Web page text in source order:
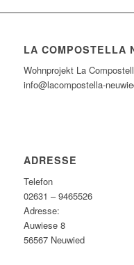
LA COMPOSTELLA
Wohnprojekt La
info@lacompostella-
ADRESSE
Telefon
02631 – 9465526
Adresse:
Auwiese 8
56567 Neuwied